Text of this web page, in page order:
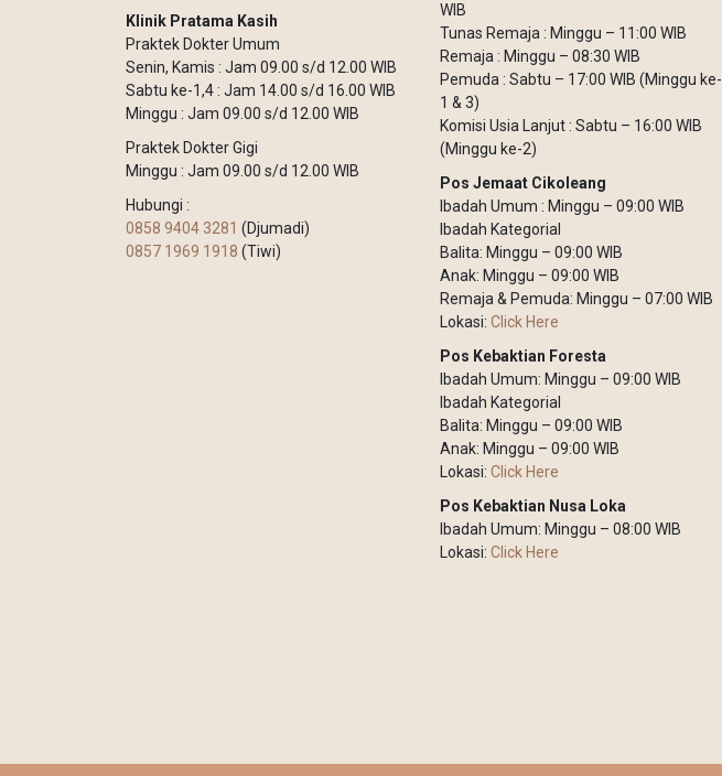
Klinik Pratama Kasih
Praktek Dokter Umum
Senin, Kamis : Jam 09.00 s/d 12.00 WIB
Sabtu ke-1,4 : Jam 14.00 s/d 16.00 WIB
Minggu : Jam 09.00 s/d 12.00 WIB
Praktek Dokter Gigi
Minggu : Jam 09.00 s/d 12.00 WIB
Hubungi :
0858 9404 3281 (Djumadi)
0857 1969 1918 (Tiwi)
WIB
Tunas Remaja : Minggu – 11:00 WIB
Remaja : Minggu – 08:30 WIB
Pemuda : Sabtu – 17:00 WIB (Minggu ke-
1 & 3)
Komisi Usia Lanjut : Sabtu – 16:00 WIB
(Minggu ke-2)
Pos Jemaat Cikoleang
Ibadah Umum : Minggu – 09:00 WIB
Ibadah Kategorial
Balita: Minggu – 09:00 WIB
Anak: Minggu – 09:00 WIB
Remaja & Pemuda: Minggu – 07:00 WIB
Lokasi: Click Here
Pos Kebaktian Foresta
Ibadah Umum: Minggu – 09:00 WIB
Ibadah Kategorial
Balita: Minggu – 09:00 WIB
Anak: Minggu – 09:00 WIB
Lokasi: Click Here
Pos Kebaktian Nusa Loka
Ibadah Umum: Minggu – 08:00 WIB
Lokasi: Click Here